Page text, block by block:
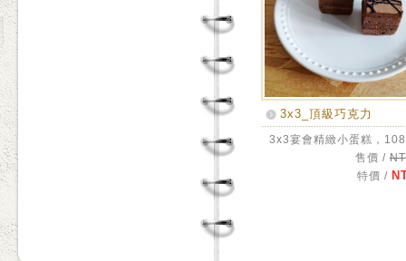
3x3_頂級巧克力
3x3宴會精緻小蛋糕，
售價 /
特價 /